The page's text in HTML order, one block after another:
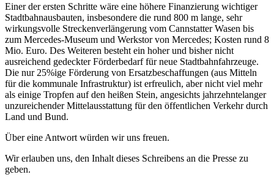
Einer der ersten Schritte wäre eine höhere Finanzierung wichtiger
Stadtbahnausbauten, insbesondere die rund 800 m lange, sehr
wirkungsvolle Streckenverlängerung vom Cannstatter Wasen bis
zum Mercedes-Museum und Werkstor von Mercedes; Kosten rund 8
Mio. Euro. Des Weiteren besteht ein hoher und bisher nicht
ausreichend gedeckter Förderbedarf für neue Stadtbahnfahrzeuge.
Die nur 25%ige Förderung von Ersatzbeschaffungen (aus Mitteln
für die kommunale Infrastruktur) ist erfreulich, aber nicht viel mehr
als einige Tropfen auf den heißen Stein, angesichts jahrzehntelanger
unzureichender Mittelausstattung für den öffentlichen Verkehr durch
Land und Bund.
Über eine Antwort würden wir uns freuen.
Wir erlauben uns, den Inhalt dieses Schreibens an die Presse zu
geben.